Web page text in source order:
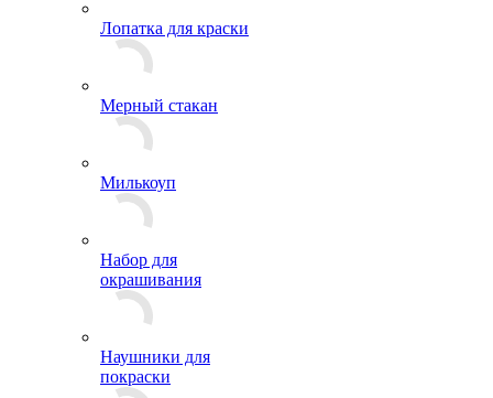
Лопатка для краски
Мерный стакан
Милькоуп
Набор для
окрашивания
Наушники для
покраски